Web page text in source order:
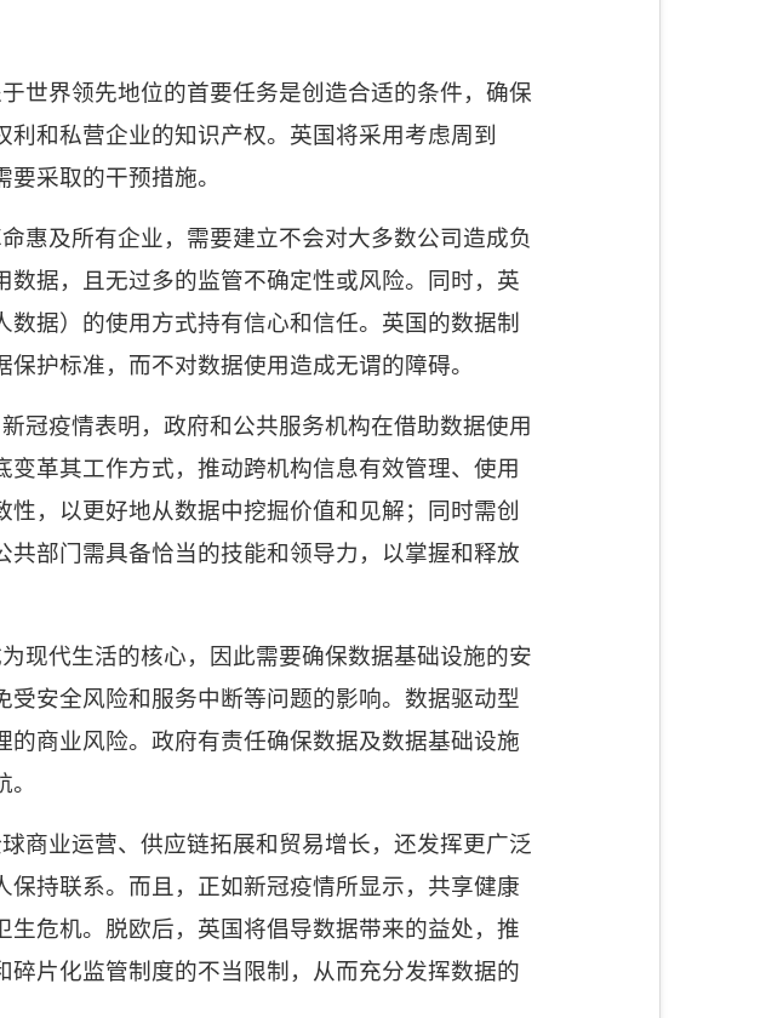
世界领先地位的首要任务是创造合适的条件，确保
和私营企业的知识产权。英国将采用考虑周到
采取的干预措施。
惠及所有企业，需要建立不会对大多数公司造成负
据，且无过多的监管不确定性或风险。同时，英
据）的使用方式持有信心和信任。英国的数据制
护标准，而不对数据使用造成无谓的障碍。
新冠疫情表明，政府和公共服务机构在借助数据使用
革其工作方式，推动跨机构信息有效管理、使用
，以更好地从数据中挖掘价值和见解；同时需创
部门需具备恰当的技能和领导力，以掌握和释放
现代生活的核心，因此需要确保数据基础设施的安
安全风险和服务中断等问题的影响。数据驱动型
商业风险。政府有责任确保数据及数据基础设施
商业运营、供应链拓展和贸易增长，还发挥更广泛
持联系。而且，正如新冠疫情所显示，共享健康
危机。脱欧后，英国将倡导数据带来的益处，推
片化监管制度的不当限制，从而充分发挥数据的